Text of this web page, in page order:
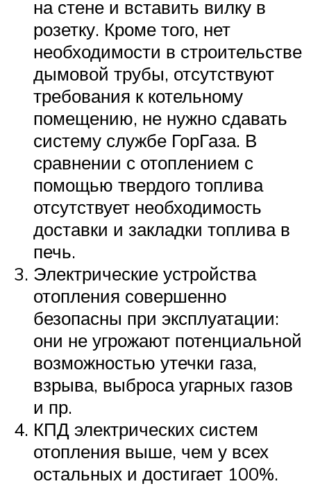
на стене и вставить вилку в
розетку. Кроме того, нет
необходимости в строительстве
дымовой трубы, отсутствуют
требования к котельному
помещению, не нужно сдавать
систему службе ГорГаза. В
сравнении с отоплением с
помощью твердого топлива
отсутствует необходимость
доставки и закладки топлива в
печь.
Электрические устройства
отопления совершенно
безопасны при эксплуатации:
они не угрожают потенциальной
возможностью утечки газа,
взрыва, выброса угарных газов
и пр.
КПД электрических систем
отопления выше, чем у всех
остальных и достигает 100%.